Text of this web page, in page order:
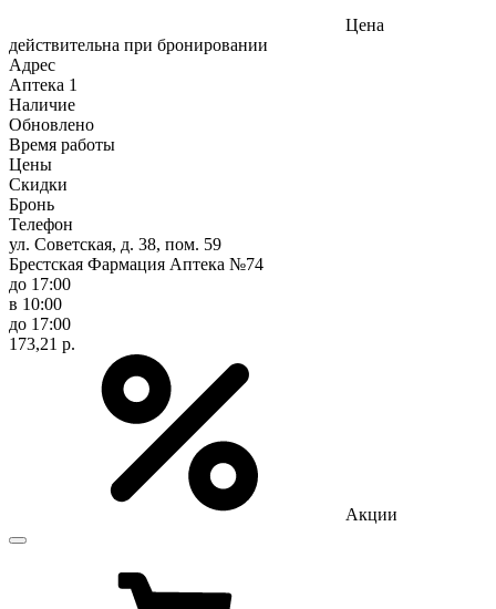
Цена
действительна при бронировании
Адрес
Аптека 1
Наличие
Обновлено
Время работы
Цены
Скидки
Бронь
Телефон
ул. Советская, д. 38, пом. 59
Брестская Фармация Аптека №74
до 17:00
в 10:00
до 17:00
173,21 р.
Акции